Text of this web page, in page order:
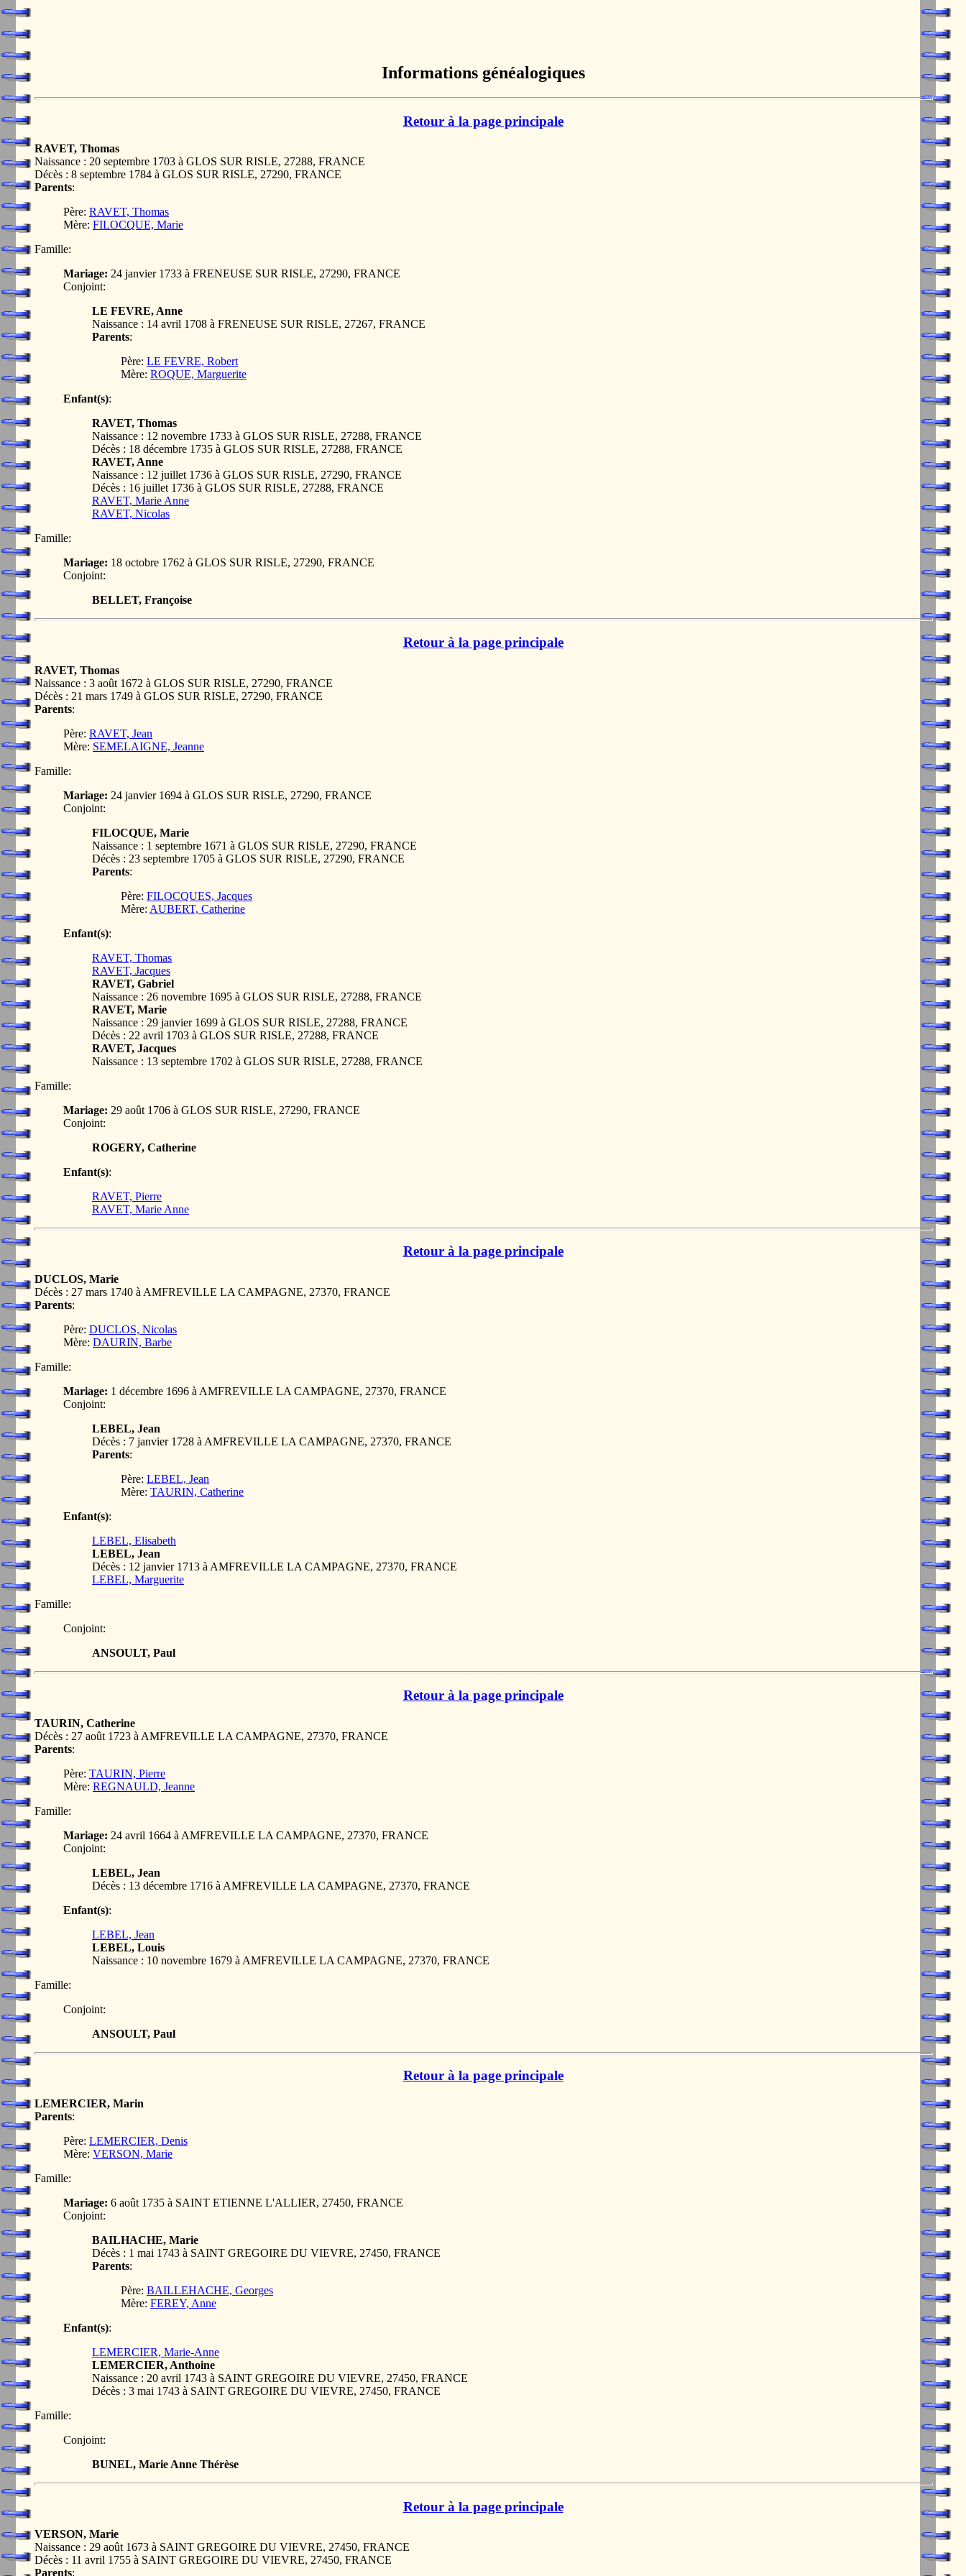
Informations généalogiques
Retour à la page principale
RAVET, Thomas
Naissance : 20 septembre 1703 à GLOS SUR RISLE, 27288, FRANCE
Décès : 8 septembre 1784 à GLOS SUR RISLE, 27290, FRANCE
Parents:
Père: RAVET, Thomas
Mère: FILOCQUE, Marie
Famille:
Mariage: 24 janvier 1733 à FRENEUSE SUR RISLE, 27290, FRANCE
Conjoint:
LE FEVRE, Anne
Naissance : 14 avril 1708 à FRENEUSE SUR RISLE, 27267, FRANCE
Parents:
Père: LE FEVRE, Robert
Mère: ROQUE, Marguerite
Enfant(s):
RAVET, Thomas
Naissance : 12 novembre 1733 à GLOS SUR RISLE, 27288, FRANCE
Décès : 18 décembre 1735 à GLOS SUR RISLE, 27288, FRANCE
RAVET, Anne
Naissance : 12 juillet 1736 à GLOS SUR RISLE, 27290, FRANCE
Décès : 16 juillet 1736 à GLOS SUR RISLE, 27288, FRANCE
RAVET, Marie Anne
RAVET, Nicolas
Famille:
Mariage: 18 octobre 1762 à GLOS SUR RISLE, 27290, FRANCE
Conjoint:
BELLET, Françoise
Retour à la page principale
RAVET, Thomas
Naissance : 3 août 1672 à GLOS SUR RISLE, 27290, FRANCE
Décès : 21 mars 1749 à GLOS SUR RISLE, 27290, FRANCE
Parents:
Père: RAVET, Jean
Mère: SEMELAIGNE, Jeanne
Famille:
Mariage: 24 janvier 1694 à GLOS SUR RISLE, 27290, FRANCE
Conjoint:
FILOCQUE, Marie
Naissance : 1 septembre 1671 à GLOS SUR RISLE, 27290, FRANCE
Décès : 23 septembre 1705 à GLOS SUR RISLE, 27290, FRANCE
Parents:
Père: FILOCQUES, Jacques
Mère: AUBERT, Catherine
Enfant(s):
RAVET, Thomas
RAVET, Jacques
RAVET, Gabriel
Naissance : 26 novembre 1695 à GLOS SUR RISLE, 27288, FRANCE
RAVET, Marie
Naissance : 29 janvier 1699 à GLOS SUR RISLE, 27288, FRANCE
Décès : 22 avril 1703 à GLOS SUR RISLE, 27288, FRANCE
RAVET, Jacques
Naissance : 13 septembre 1702 à GLOS SUR RISLE, 27288, FRANCE
Famille:
Mariage: 29 août 1706 à GLOS SUR RISLE, 27290, FRANCE
Conjoint:
ROGERY, Catherine
Enfant(s):
RAVET, Pierre
RAVET, Marie Anne
Retour à la page principale
DUCLOS, Marie
Décès : 27 mars 1740 à AMFREVILLE LA CAMPAGNE, 27370, FRANCE
Parents:
Père: DUCLOS, Nicolas
Mère: DAURIN, Barbe
Famille:
Mariage: 1 décembre 1696 à AMFREVILLE LA CAMPAGNE, 27370, FRANCE
Conjoint:
LEBEL, Jean
Décès : 7 janvier 1728 à AMFREVILLE LA CAMPAGNE, 27370, FRANCE
Parents:
Père: LEBEL, Jean
Mère: TAURIN, Catherine
Enfant(s):
LEBEL, Elisabeth
LEBEL, Jean
Décès : 12 janvier 1713 à AMFREVILLE LA CAMPAGNE, 27370, FRANCE
LEBEL, Marguerite
Famille:
Conjoint:
ANSOULT, Paul
Retour à la page principale
TAURIN, Catherine
Décès : 27 août 1723 à AMFREVILLE LA CAMPAGNE, 27370, FRANCE
Parents:
Père: TAURIN, Pierre
Mère: REGNAULD, Jeanne
Famille:
Mariage: 24 avril 1664 à AMFREVILLE LA CAMPAGNE, 27370, FRANCE
Conjoint:
LEBEL, Jean
Décès : 13 décembre 1716 à AMFREVILLE LA CAMPAGNE, 27370, FRANCE
Enfant(s):
LEBEL, Jean
LEBEL, Louis
Naissance : 10 novembre 1679 à AMFREVILLE LA CAMPAGNE, 27370, FRANCE
Famille:
Conjoint:
ANSOULT, Paul
Retour à la page principale
LEMERCIER, Marin
Parents:
Père: LEMERCIER, Denis
Mère: VERSON, Marie
Famille:
Mariage: 6 août 1735 à SAINT ETIENNE L'ALLIER, 27450, FRANCE
Conjoint:
BAILHACHE, Marie
Décès : 1 mai 1743 à SAINT GREGOIRE DU VIEVRE, 27450, FRANCE
Parents:
Père: BAILLEHACHE, Georges
Mère: FEREY, Anne
Enfant(s):
LEMERCIER, Marie-Anne
LEMERCIER, Anthoine
Naissance : 20 avril 1743 à SAINT GREGOIRE DU VIEVRE, 27450, FRANCE
Décès : 3 mai 1743 à SAINT GREGOIRE DU VIEVRE, 27450, FRANCE
Famille:
Conjoint:
BUNEL, Marie Anne Thérèse
Retour à la page principale
VERSON, Marie
Naissance : 29 août 1673 à SAINT GREGOIRE DU VIEVRE, 27450, FRANCE
Décès : 11 avril 1755 à SAINT GREGOIRE DU VIEVRE, 27450, FRANCE
Parents: